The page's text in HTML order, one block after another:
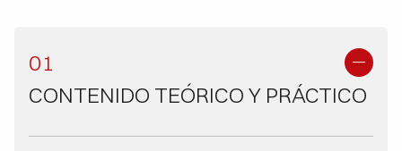
01
CONTENIDO TEÓRICO Y PRÁCTICO